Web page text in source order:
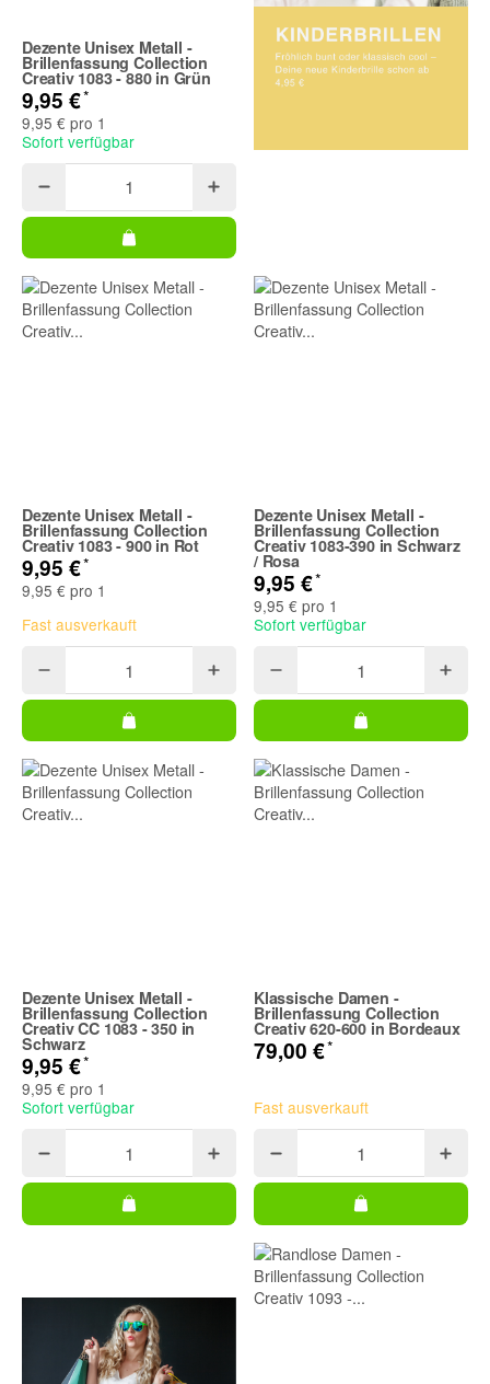
Dezente Unisex Metall -
Brillenfassung Collection
Creativ 1083 - 880 in Grün
9,95 €*
9,95 € pro 1
Sofort verfügbar
Dezente Unisex Metall -
Brillenfassung Collection
Creativ 1083 - 900 in Rot
9,95 €*
9,95 € pro 1
Fast ausverkauft
Dezente Unisex Metall -
Brillenfassung Collection
Creativ 1083-390 in Schwarz
/ Rosa
9,95 €*
9,95 € pro 1
Sofort verfügbar
Dezente Unisex Metall -
Brillenfassung Collection
Creativ CC 1083 - 350 in
Schwarz
9,95 €*
9,95 € pro 1
Sofort verfügbar
Klassische Damen -
Brillenfassung Collection
Creativ 620-600 in Bordeaux
79,00 €*
Fast ausverkauft